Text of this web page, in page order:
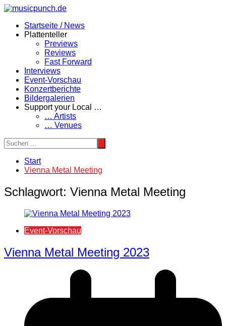
Zum
springenStartseite / News
Plattenteller
Previews
Reviews
Fast Forward
Interviews
Event-Vorschau
Konzertberichte
Bildergalerien
Support your Local …
… Artists
… Venues
Start
Vienna Metal Meeting
Schlagwort: Vienna Metal Meeting
Event-Vorschau
Vienna Metal Meeting 2023